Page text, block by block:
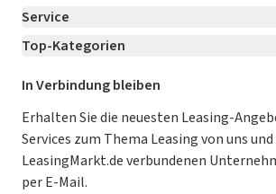
Über LeasingMarkt.de
Karriere Jetzt bewerben!
Für Händler
Kooperation mit AutoScout24
AGB
Datenschutz
Service
Kontakt
Ratgeber
Magazin
Datenschutz-Einstellungen
So funktioniert’s
Top-Kategorien
Leasing Deals
Gebrauchtwagen Leasing
Leasing ohne Anzahlung
E-Auto Leasing
In Verbindung bleiben
Erhalten Sie die neuesten Leasing-
Services zum Thema Leasing von uns
LeasingMarkt.de verbundenen
per E-Mail.